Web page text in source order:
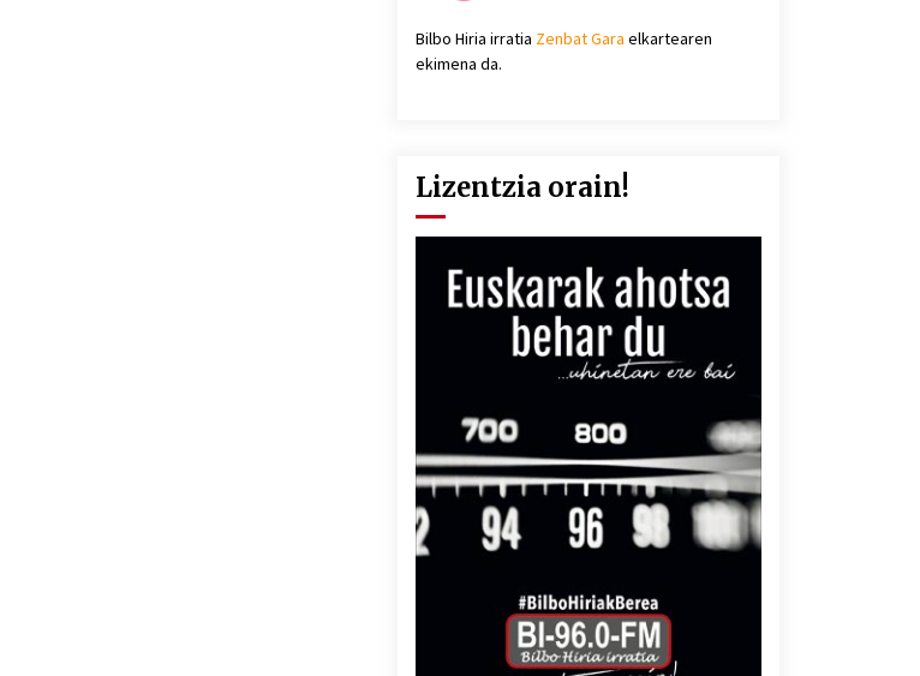
Bilbo Hiria irratia Zenbat Gara elkartearen
ekimena da.
Lizentzia orain!